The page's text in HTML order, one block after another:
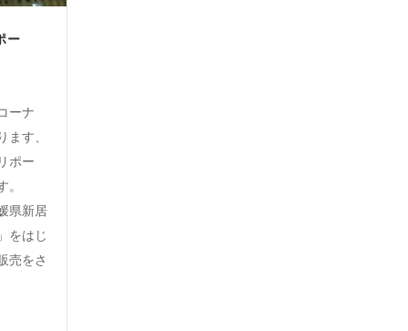
ー
ーナ
ます、
ポー
。
県新居
をはじ
売をさ